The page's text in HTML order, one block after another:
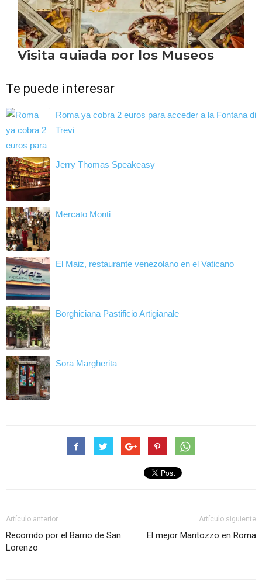
Te puede interesar
Roma ya cobra 2 euros para acceder a la Fontana di
Trevi
Jerry Thomas Speakeasy
Mercato Monti
El Maiz, restaurante venezolano en el Vaticano
Borghiciana Pastificio Artigianale
Sora Margherita
Artículo anterior
Recorrido por el Barrio de San
Lorenzo
Artículo siguiente
El mejor Maritozzo en Roma